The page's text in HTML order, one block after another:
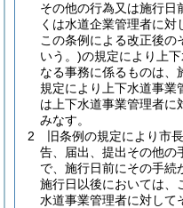
その他の行為又は施行日
くは水道企業管理者に対
この条例による改正後の
いう。)の規定により上
なる事務に係るものは、
規定により上下水道事業
は上下水道事業管理者に
みなす。
2
旧条例の規定により市
告、届出、提出その他の
で、施行日前にその手続
施行日以後においては、
水道事業管理者に対して